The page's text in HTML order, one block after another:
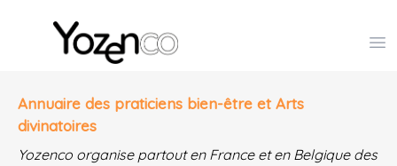
Yozenco - Organisateur de Salons, Evénements et
Annuaire des praticiens bien-être et Arts
divinatoires
Yozenco organise partout en France et en Belgique des